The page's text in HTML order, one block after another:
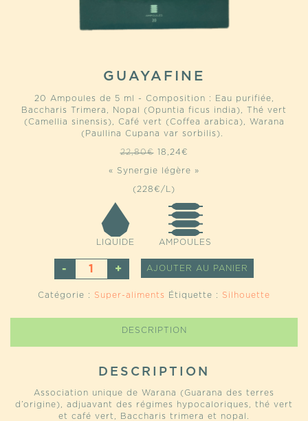
GUAYAFINE
20 Ampoules de 5 ml - Composition : Eau purifiée,
Baccharis Trimera, Nopal (Opuntia ficus india), Thé vert
(Camellia sinensis), Café vert (Coffea arabica), Warana
(Paullina Cupana var sorbilis).
22,80€ Le
initial
était :
18,24€
actuel
« Synergie légère »
(228€/L)
LIQUIDE AMPOULES
QUANTITÉ
AJOUTER AU PANIER
Catégorie : Super-aliments Étiquette : Silhouette
DESCRIPTION
DESCRIPTION
Association unique de Warana (Guarana des terres
d’origine), adjuavant des régimes hypocaloriques, thé vert
et café vert, Baccharis trimera et nopal.